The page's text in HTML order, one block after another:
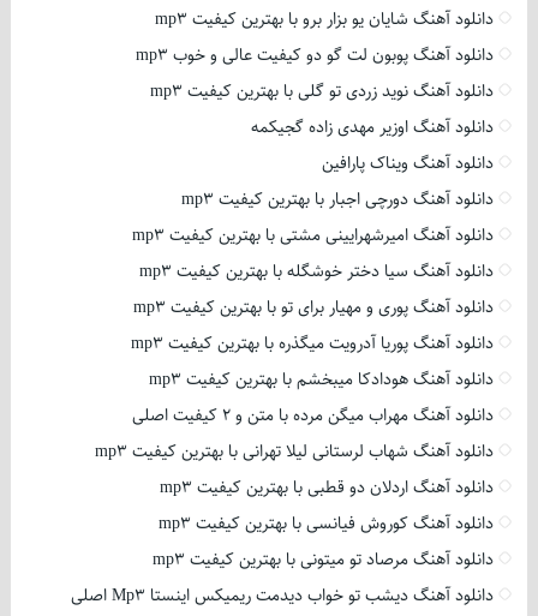
دانلود آهنگ شایان یو بزار برو با بهترین کیفیت mp3
دانلود آهنگ پوبون لت گو دو کیفیت عالی و خوب mp3
دانلود آهنگ نوید زردی تو گلی با بهترین کیفیت mp3
دانلود آهنگ اوزیر مهدی زاده گجیکمه
دانلود آهنگ ویناک پارافین
دانلود آهنگ دورچی اجبار با بهترین کیفیت mp3
دانلود آهنگ امیرشهرایینی مشتی با بهترین کیفیت mp3
دانلود آهنگ سیا دختر خوشگله با بهترین کیفیت mp3
دانلود آهنگ پوری و مهیار برای تو با بهترین کیفیت mp3
دانلود آهنگ پوریا آدرویت میگذره با بهترین کیفیت mp3
دانلود آهنگ هودادکا میبخشم با بهترین کیفیت mp3
دانلود آهنگ مهراب میگن مرده با متن و 2 کیفیت اصلی
دانلود آهنگ شهاب لرستانی لیلا تهرانی با بهترین کیفیت mp3
دانلود آهنگ اردلان دو قطبی با بهترین کیفیت mp3
دانلود آهنگ کوروش فیانسی با بهترین کیفیت mp3
دانلود آهنگ مرصاد تو میتونی با بهترین کیفیت mp3
دانلود آهنگ دیشب تو خواب دیدمت ریمیکس اینستا Mp3 اصلی